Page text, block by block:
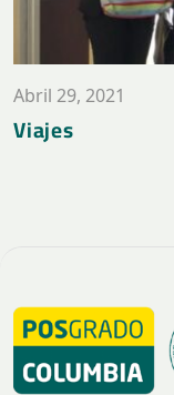
Abril 29, 2021
Viajes